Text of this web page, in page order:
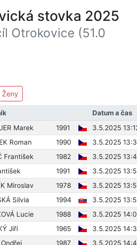
stovka 2025
Otrokovice (51.0
Ženy
Datum a čas
Marek 1991
3.5.2025
Roman 1990
3.5.2025
František 1982
3.5.2025
1991
3.5.2025
Miroslav 1978
3.5.2025
Silvia 1994
3.5.2025
Lucie 1988
3.5.2025
Jiří 1965
3.5.2025
1987
3.5.2025